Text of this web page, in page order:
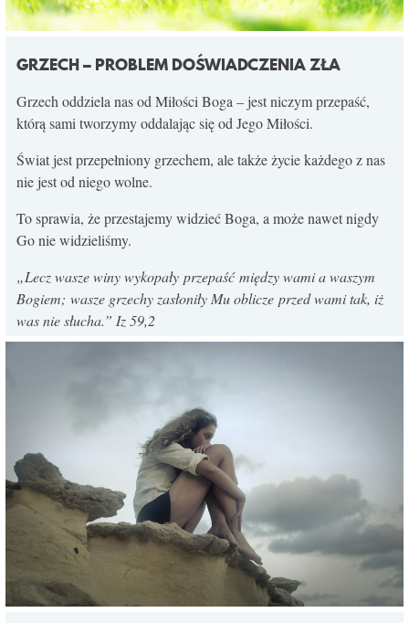
GRZECH – PROBLEM DOŚWIADCZENIA ZŁA
Grzech oddziela nas od Miłości Boga – jest niczym przepaść,
którą sami tworzymy oddalając się od Jego Miłości.
Świat jest przepełniony grzechem, ale także życie każdego z nas
nie jest od niego wolne.
To sprawia, że przestajemy widzieć Boga, a może nawet nigdy
Go nie widzieliśmy.
„Lecz wasze winy wykopały przepaśćmiędzy wami a waszym
Bogiem; wasze grzechy zasłoniły Mu oblicze przed wami tak, iż
was nie słucha.” Iz 59,2